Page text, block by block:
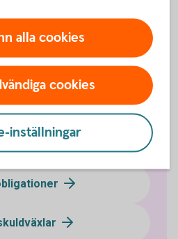
alla cookies
cookies
inställningar